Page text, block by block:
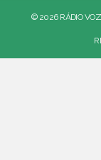
© 2026 RÁDIO VOZ